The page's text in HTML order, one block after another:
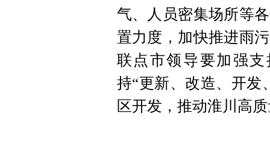
气、人员密集场所等
置力度，加快推进雨
联点市领导要加强
持“更新、改造、开发
区开发，推动淮川高